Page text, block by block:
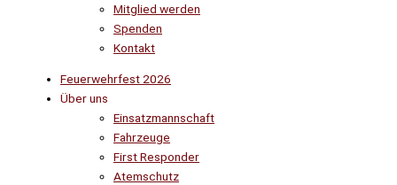
Mitglied werden
Spenden
Kontakt
Feuerwehrfest 2026
Über uns
Einsatzmannschaft
Fahrzeuge
First Responder
Atemschutz